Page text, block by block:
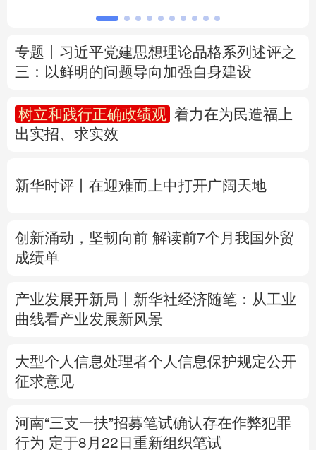
广东 广西 海南
四川 贵州 云南 西藏
陕西 甘肃
新疆 内蒙古 黑龙江
多语种频道
Русский язык
专题丨 习近平党建思想理论品格系列述评之
三：以鲜明的问题导向加强自身建设
树立和践行正确政绩观
着力在为民造福上
出实招、求实效
新华时评丨在迎难而上中打开广阔天地
创新涌动，坚韧向前 解读前7个月我国外贸
成绩单
产业发展开新局丨 新华社经济随笔：从工业
曲线看产业发展新风景
大型个人信息处理者个人信息保护规定公开
征求意见
河南“三支一扶”招募笔试确认存在作弊犯罪
行为 定于8月22日重新组织笔试